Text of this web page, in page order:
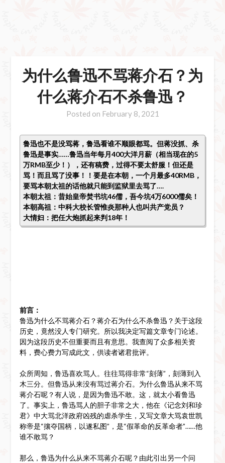
为什么鲁迅不骂蒋介石？为
什么蒋介石不杀鲁迅？
Posted on February 8, 2021
鲁迅也不是没骂蒋，鲁迅看谁不顺眼都骂。但蒋没抓、杀
鲁迅是事实……鲁迅当年每月400大洋月薪（相当现在的5
万RMB至少！），还有稿费，过得不要太舒服！但还是
骂！而且骂了没事！！要是在本朝，一个月最多40RMB，
要骂本朝太祖的话他就只能到监狱里去骂了….
本朝太祖：昔始皇帝焚书坑46儒，吾今坑4万6000儒矣！
本朝高祖：中科大校长管惟炎那种人也叫共产党员？
大情妇：把任大炮抓起来判18年！
前言：
鲁迅为什么不骂蒋介石？蒋介石为什么不杀鲁迅？关于这段
历史，竟然没人专门研究。所以我决定写篇文章专门论述。
因为这段历史不但重要而且有意思。我查阅了众多相关资
料，费心费力写成此文，供读者诸君批评。
众所周知，鲁迅喜欢骂人。往往骂得非常“刻薄”，刻薄到入
木三分。但鲁迅从来没有骂过蒋介石。为什么鲁迅从来不骂
蒋介石呢？有人说，是因为鲁迅不敢。这，就太小看鲁迅
了。事实上，鲁迅骂人的胆子非常之大，他在《记念刘和珍
君》中大骂北洋政府凶残的虐杀学生，又写文章大骂袁世凯
称帝是“攘夺国柄，以遂私图”，是“假革命的反革命者”……他
谁不敢骂？
那么，鲁迅为什么从来不骂蒋介石呢？由此引出另一个问